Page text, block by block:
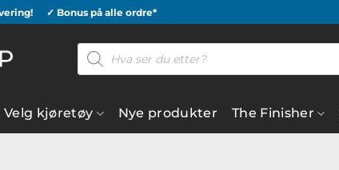
✓ Bonus på alle ordre*
Products
search
Velg kjøretøy Nye produkter The Finisher